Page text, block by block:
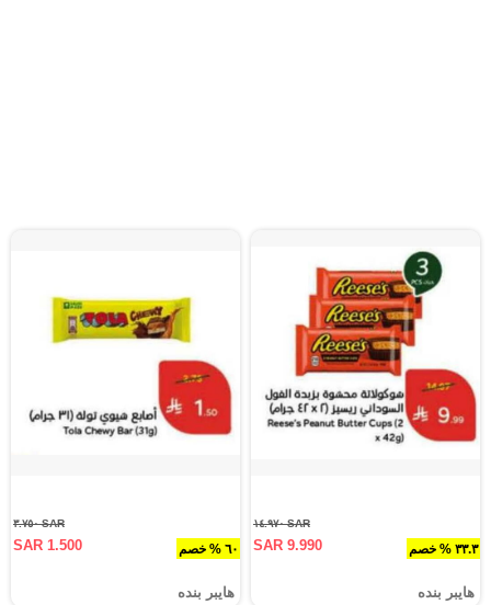
٣٣.٣ % خصم
SAR ١٤.٩٧٠
SAR 9.990
هايبر بنده
٦٠ % خصم
SAR ٣.٧٥٠
SAR 1.500
هايبر بنده